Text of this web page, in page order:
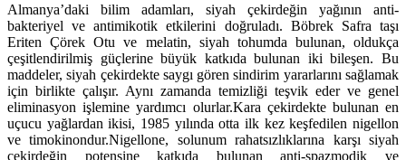
Almanya’daki bilim adamları, siyah çekirdeğin yağının anti-
bakteriyel ve antimikotik etkilerini doğruladı. Böbrek Safra taşı
Eriten Çörek Otu ve melatin, siyah tohumda bulunan, oldukça
çeşitlendirilmiş güçlerine büyük katkıda bulunan iki bileşen. Bu
maddeler, siyah çekirdekte saygı gören sindirim yararlarını sağlamak
için birlikte çalışır. Aynı zamanda temizliği teşvik eder ve genel
eliminasyon işlemine yardımcı olurlar.Kara çekirdekte bulunan en
uçucu yağlardan ikisi, 1985 yılında otta ilk kez keşfedilen nigellon
ve timokinondur.Nigellone, solunum rahatsızlıklarına karşı siyah
çekirdeğin potensine katkıda bulunan anti-spazmodik ve